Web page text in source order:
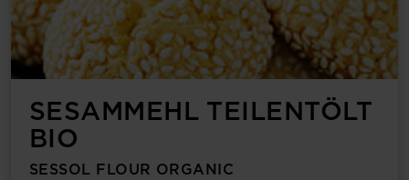
SESAMMEHL TEIL­ENT­ÖLT
BIO
SESSOL FLOUR ORGANIC